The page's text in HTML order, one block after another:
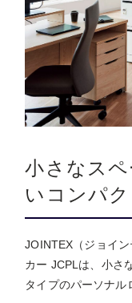
小さなス
いコンパ
JOINTEX（ジョイ
カー JCPLは、小さ
タイプのパーソナル